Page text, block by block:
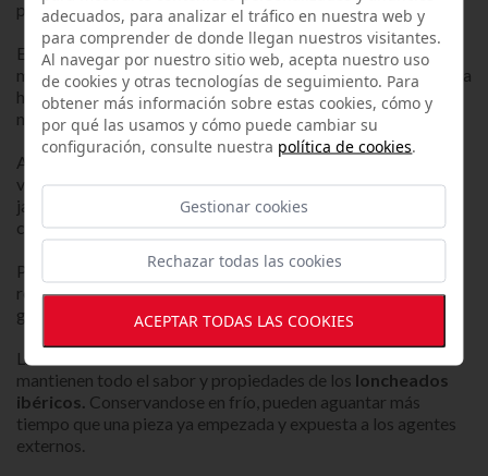
pedido y se envasa al vacío en nuestros sobres gourmet.
El jamón ibérico loncheadonecesitan ser cortados de
manera precisa por el personal experto de nuestra sala blanca
homologada de loncheado, para conseguir un producto que
nos permita disfrutar de su sabor al 100%.
Al comprar loncheados ibéricos al corteenvasados al
vacío, disfrutarás de la manera más cómoda de nuestros
jamones, paletas y
loncheados ibéricos
conservando toda su esencia de recién cortado.
Puedes comprar jamón loncheado onlineen platos
redondos para servir directamente, o sobres de mayor
gramaje para emplatar en formato cuadrado.
Los
mantienen todo el sabor y propiedades de los loncheados
ibéricos. Conservandose en frío, pueden aguantar más
tiempo que una pieza ya empezada y expuesta a los agentes
externos.
adecuados, para analizar el tráfico en nuestra web y
para comprender de donde llegan nuestros visitantes.
Al navegar por nuestro sitio web, acepta nuestro uso
de cookies y otras tecnologías de seguimiento. Para
obtener más información sobre estas cookies, cómo y
por qué las usamos y cómo puede cambiar su
configuración, consulte nuestra política de cookies.
Gestionar cookies
Rechazar todas las cookies
ACEPTAR TODAS LAS COOKIES